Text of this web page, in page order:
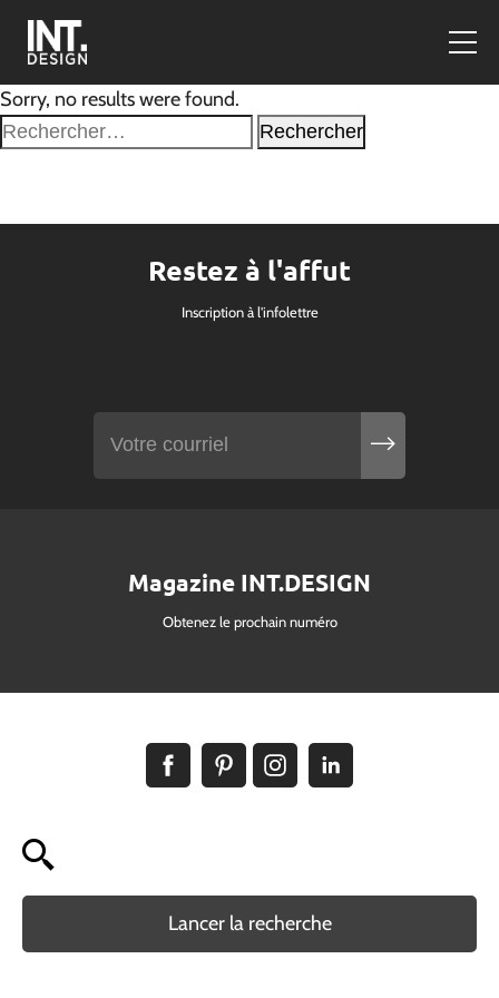
Sorry, no results were found.
Rechercher :
Restez à l'affut
Inscription à l'infolettre
Magazine INT.DESIGN
Obtenez le prochain numéro
Lancer la recherche